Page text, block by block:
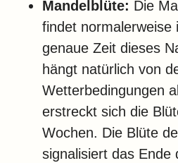
Mandelblüte: Die
findet normalerweise
genaue Zeit dieses
hängt natürlich von
Wetterbedingungen
erstreckt sich die
Wochen. Die Blüte
signalisiert das Ende